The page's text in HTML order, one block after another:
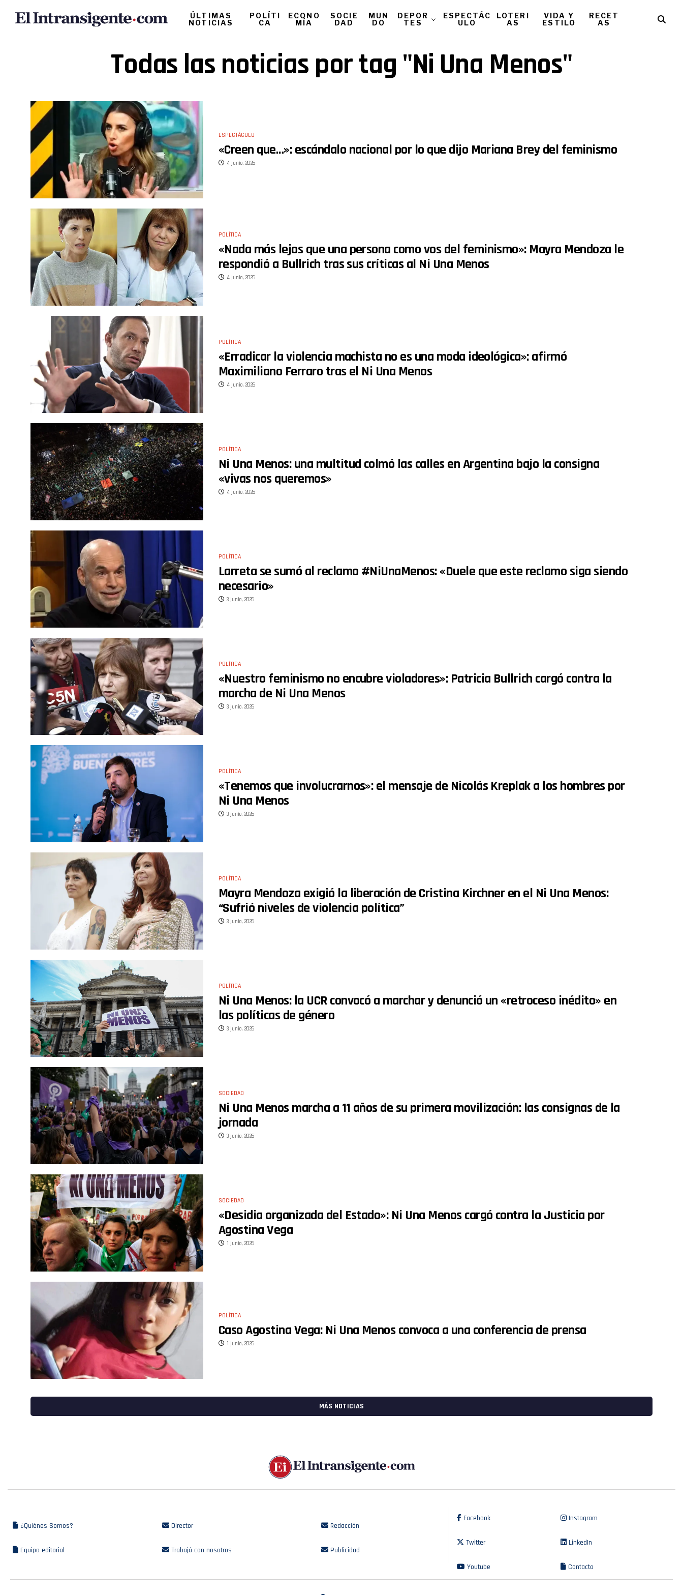
ÚLTIMAS
NOTICIAS
POLÍTI
CA
ECONO
MÍA
SOCIE
DAD
MUN
DO
DEPOR
TES
ESPECTÁC
ULO
LOTERI
AS
VIDA Y
ESTILO
RECET
AS
Todas las noticias por tag "Ni Una Menos"
ESPECTÁCULO
«Creen que…»: escándalo nacional por lo que dijo Mariana Brey del feminismo
4 junio, 2026
POLÍTICA
«Nada más lejos que una persona como vos del feminismo»: Mayra Mendoza le
respondió a Bullrich tras sus críticas al Ni Una Menos
4 junio, 2026
POLÍTICA
«Erradicar la violencia machista no es una moda ideológica»: afirmó
Maximiliano Ferraro tras el Ni Una Menos
4 junio, 2026
POLÍTICA
Ni Una Menos: una multitud colmó las calles en Argentina bajo la consigna
«vivas nos queremos»
4 junio, 2026
POLÍTICA
Larreta se sumó al reclamo #NiUnaMenos: «Duele que este reclamo siga siendo
necesario»
3 junio, 2026
POLÍTICA
«Nuestro feminismo no encubre violadores»: Patricia Bullrich cargó contra la
marcha de Ni Una Menos
3 junio, 2026
POLÍTICA
«Tenemos que involucrarnos»: el mensaje de Nicolás Kreplak a los hombres por
Ni Una Menos
3 junio, 2026
POLÍTICA
Mayra Mendoza exigió la liberación de Cristina Kirchner en el Ni Una Menos:
“Sufrió niveles de violencia política”
3 junio, 2026
POLÍTICA
Ni Una Menos: la UCR convocó a marchar y denunció un «retroceso inédito» en
las políticas de género
3 junio, 2026
SOCIEDAD
Ni Una Menos marcha a 11 años de su primera movilización: las consignas de la
jornada
3 junio, 2026
SOCIEDAD
«Desidia organizada del Estado»: Ni Una Menos cargó contra la Justicia por
Agostina Vega
1 junio, 2026
POLÍTICA
Caso Agostina Vega: Ni Una Menos convoca a una conferencia de prensa
1 junio, 2026
MÁS NOTICIAS
¿Quiénes Somos? Director Redacción
Equipo editorial Trabajá con nosotros Publicidad
Facebook Instagram
Twitter LinkedIn
Youtube Contacto